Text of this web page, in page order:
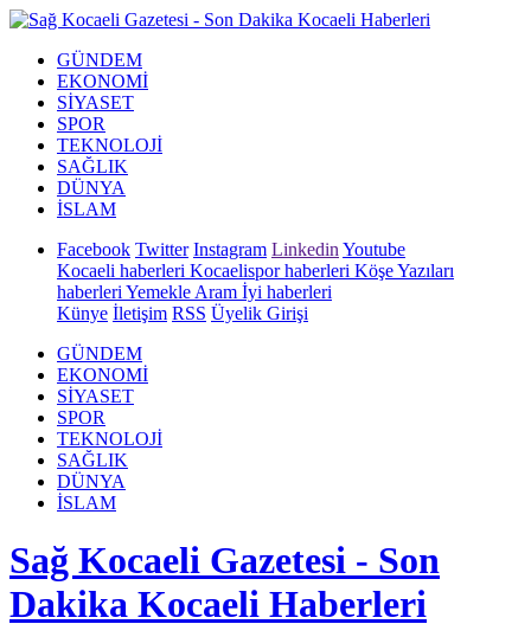
GÜNDEM
EKONOMİ
SİYASET
SPOR
TEKNOLOJİ
SAĞLIK
DÜNYA
İSLAM
Facebook Twitter Instagram Linkedin Youtube
Kocaeli haberleri Kocaelispor haberleri Köşe Yazıları
haberleri Yemekle Aram İyi haberleri
Künye İletişim RSS Üyelik Girişi
GÜNDEM
EKONOMİ
SİYASET
SPOR
TEKNOLOJİ
SAĞLIK
DÜNYA
İSLAM
Sağ Kocaeli Gazetesi - Son
Dakika Kocaeli Haberleri